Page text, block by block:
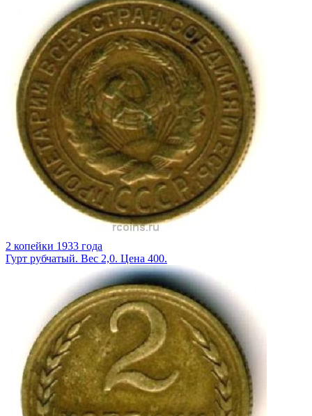
2 копейки 1933 года
Гурт рубчатый. Вес 2,0. Цена 400.